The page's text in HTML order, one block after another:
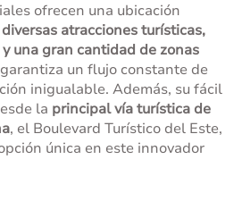
ofrecen una ubicación
diversas atracciones turísticas,
una gran cantidad de zonas
un flujo constante de
inigualable. Además, su fácil
la principal vía turística de
, el Boulevard Turístico del Este,
única en este innovador